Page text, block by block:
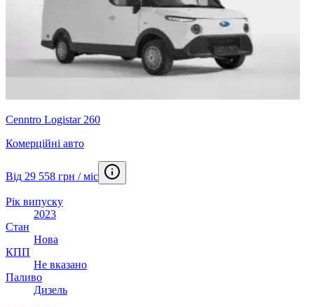
Cenntro Logistar 260
Комерційні авто
Від 29 558 грн / міс
Рік випуску
2023
Стан
Нова
КПП
Не вказано
Паливо
Дизель